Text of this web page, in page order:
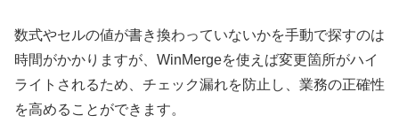
数式やセルの値が書き換わっていないかを手動で探すのは
時間がかかりますが、WinMergeを使えば変更箇所がハイ
ライトされるため、チェック漏れを防止し、業務の正確性
を高めることができます。